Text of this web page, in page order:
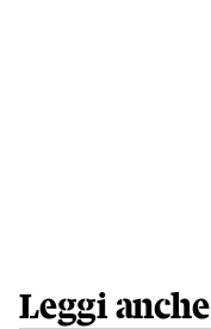
Leggi anche